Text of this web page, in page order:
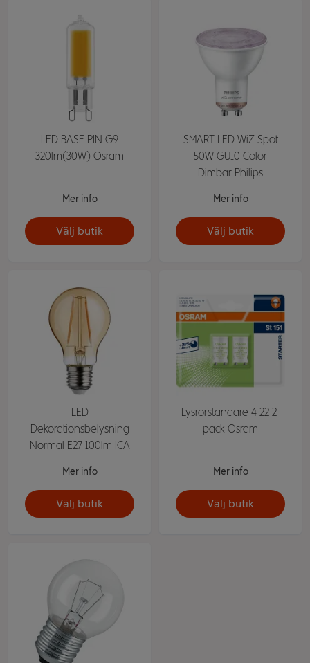
LED BASE PIN G9
320lm(30W) Osram
Mer info
Välj butik
SMART LED WiZ Spot
50W GU10 Color
Dimbar Philips
Mer info
Välj butik
LED
Dekorationsbelysning
Normal E27 100lm ICA
Mer info
Välj butik
Lysrörständare 4-22 2-
pack Osram
Mer info
Välj butik